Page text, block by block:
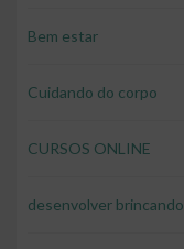
Bem estar
Cuidando do corpo
CURSOS ONLINE
desenvolver brincando